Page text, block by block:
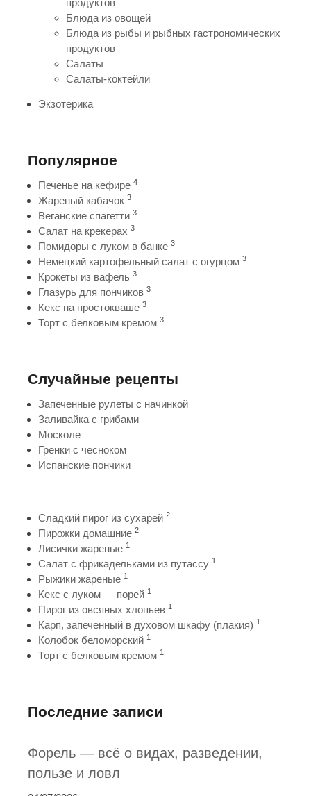
Блюда из овощей
Блюда из рыбы и рыбных гастрономических
продуктов
Салаты
Салаты-коктейли
Экзотерика
Популярное
Печенье на кефире 4
Жареный кабачок 3
Веганские спагетти 3
Салат на крекерах 3
Помидоры с луком в банке 3
Немецкий картофельный салат с огурцом 3
Крокеты из вафель 3
Глазурь для пончиков 3
Кекс на простокваше 3
Торт с белковым кремом 3
Случайные рецепты
Запеченные рулеты с начинкой
Заливайка с грибами
Москоле
Гренки с чесноком
Испанские пончики
Сладкий пирог из сухарей 2
Пирожки домашние 2
Лисички жареные 1
Салат с фрикадельками из путассу 1
Рыжики жареные 1
Кекс с луком — порей 1
Пирог из овсяных хлопьев 1
Карп, запеченный в духовом шкафу (плакия) 1
Колобок беломорский 1
Торт с белковым кремом 1
Последние записи
Форель — всё о видах, разведении,
пользе и ловл